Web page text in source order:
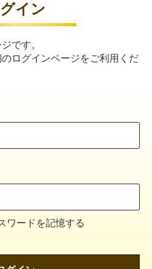
イン
です。
ログインページをご利用くだ
ワードを記憶する